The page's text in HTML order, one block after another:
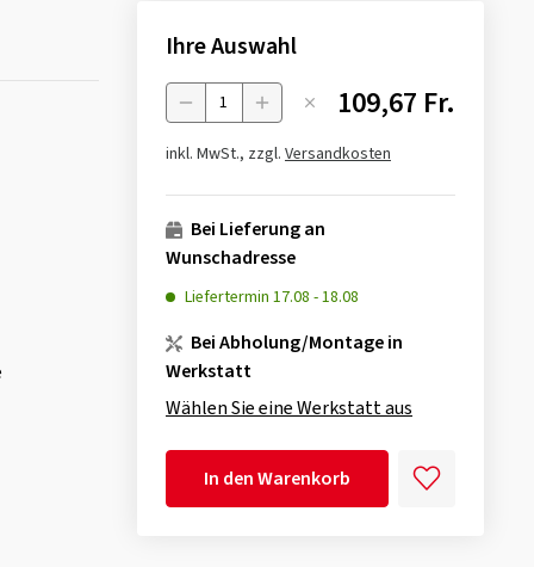
Ihre Auswahl
Menge 109,67 Fr.
inkl. MwSt., zzgl. Versandkosten
Bei Lieferung an
Wunschadresse
Liefertermin 17.08 -18.08
Bei Abholung/Montage in
Werkstatt
Wählen Sie eine Werkstatt aus
In den Warenkorb